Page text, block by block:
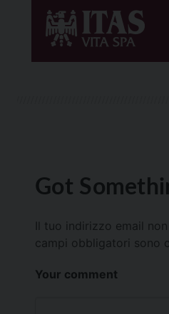
Got
Il tuo indirizzo email
campi obbligatori sono
Your comment